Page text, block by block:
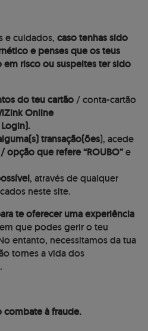
e cuidados, caso tenhas sido
e penses que os teus
risco ou suspeites ter sido
do teu cartão / conta-cartão
Online
transação(ões), acede
opção que refere “ROUBO”e
, através de qualquer
neste site.
te oferecer uma experiência
que podes gerir o teu
entanto, necessitamos da tua
tornes a vida dos
combate à fraude.